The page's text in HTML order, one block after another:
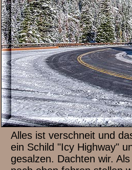
Alles ist verschneit und
ein Schild "Icy Highway"
gesalzen. Dachten wir.